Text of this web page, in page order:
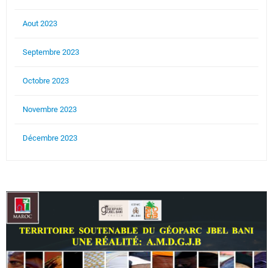
Aout 2023
Septembre 2023
Octobre 2023
Novembre 2023
Décembre 2023